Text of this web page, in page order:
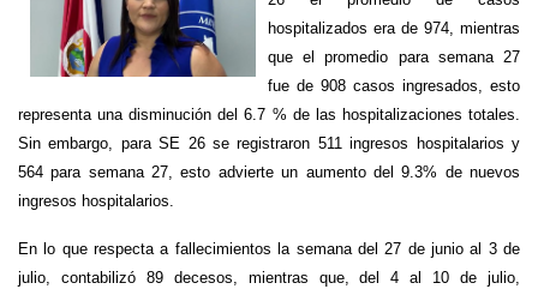
hospitalizados era de 974, mientras
que el promedio para semana 27
fue de 908 casos ingresados, esto
representa una disminución del 6.7 % de las hospitalizaciones totales.
Sin embargo, para SE 26 se registraron 511 ingresos hospitalarios y
564 para semana 27, esto advierte un aumento del 9.3% de nuevos
ingresos hospitalarios.
En lo que respecta a fallecimientos la semana del 27 de junio al 3 de
julio, contabilizó 89 decesos, mientras que, del 4 al 10 de julio,